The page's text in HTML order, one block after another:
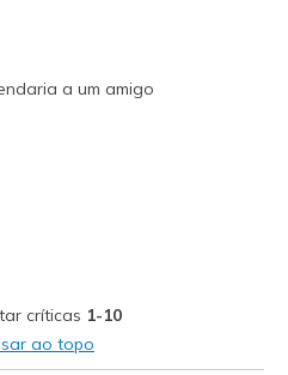
a um amigo
críticas 1-10
ao topo